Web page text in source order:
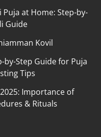
at Home: Step-by-
Guide
Kovil
by-Step Guide for Puja
Tips
Importance of
& Rituals